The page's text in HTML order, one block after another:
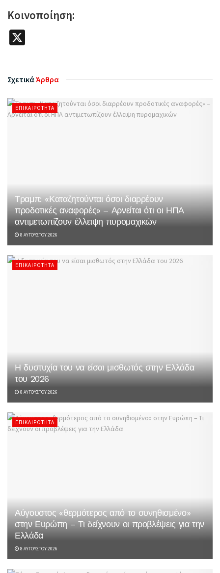
Κοινοποίηση:
ΣχετικάΆρθρα
ΕΠΙΚΑΙΡΌΤΗΤΑ
Τραμπ: «Καταζητούνται όσοι διαρρέουν
προδοτικές αναφορές» – Αρνείται ότι οι ΗΠΑ
αντιμετωπίζουν έλλειψη πυρομαχικών
8 ΑΥΓΟΎΣΤΟΥ 2026
ΕΠΙΚΑΙΡΌΤΗΤΑ
Η δυστυχία του να είσαι μισθωτός στην Ελλάδα
του 2026
8 ΑΥΓΟΎΣΤΟΥ 2026
ΕΠΙΚΑΙΡΌΤΗΤΑ
Αύγουστος «θερμότερος από το συνηθισμένο»
στην Ευρώπη – Τι δείχνουν οι προβλέψεις για την
Ελλάδα
8 ΑΥΓΟΎΣΤΟΥ 2026